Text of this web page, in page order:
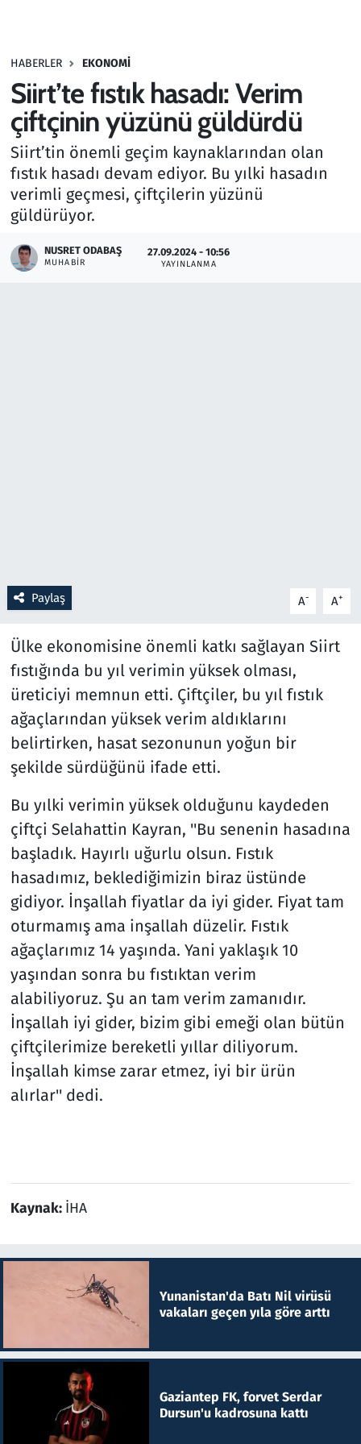
HABERLER EKONOMI
Siirt’te fıstık hasadı: Verim
çiftçinin yüzünü güldürdü
Siirt’tin önemli geçim kaynaklarından olan
fıstık hasadı devam ediyor. Bu yılki hasadın
verimli geçmesi, çiftçilerin yüzünü
güldürüyor.
NUSRET ODABAŞ
MUHABIR
27.09.2024 - 10:56
YAYINLANMA
Paylaş A- A+
Ülke ekonomisine önemli katkı sağlayan Siirt
fıstığında bu yıl verimin yüksek olması,
üreticiyi memnun etti. Çiftçiler, bu yıl fıstık
ağaçlarından yüksek verim aldıklarını
belirtirken, hasat sezonunun yoğun bir
şekilde sürdüğünü ifade etti.
Bu yılki verimin yüksek olduğunu kaydeden
çiftçi Selahattin Kayran, ''Bu senenin hasadına
başladık. Hayırlı uğurlu olsun. Fıstık
hasadımız, beklediğimizin biraz üstünde
gidiyor. İnşallah fiyatlar da iyi gider. Fiyat tam
oturmamış ama inşallah düzelir. Fıstık
ağaçlarımız 14 yaşında. Yani yaklaşık 10
yaşından sonra bu fıstıktan verim
alabiliyoruz. Şu an tam verim zamanıdır.
İnşallah iyi gider, bizim gibi emeği olan bütün
çiftçilerimize bereketli yıllar diliyorum.
İnşallah kimse zarar etmez, iyi bir ürün
alırlar'' dedi.
Kaynak: İHA
Yunanistan'da Batı Nil virüsü
vakaları geçen yıla göre arttı
Gaziantep FK, forvet Serdar
Dursun'u kadrosuna kattı
Haber
Kültür Sanat
Kurumsal Haberler
Lezzet Durağı
Spor
Teknoloji ve Bilim
Televizyon